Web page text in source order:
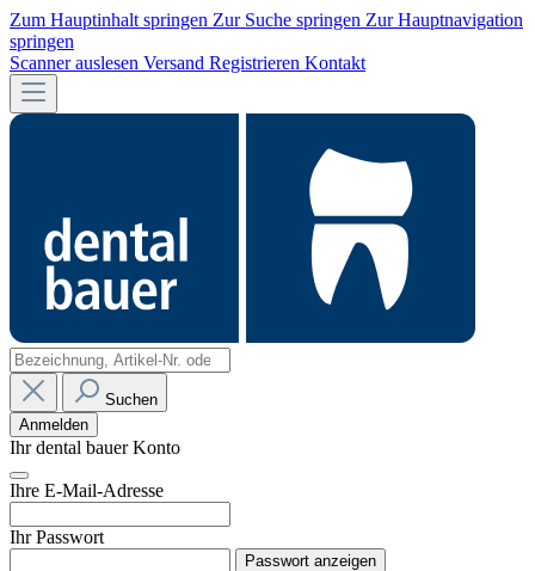
Zum Hauptinhalt springen Zur Suche springen Zur Hauptnavigation
springen
Scanner auslesen Versand Registrieren Kontakt
Suchen
Anmelden
Ihr dental bauer Konto
Ihre E-Mail-Adresse
Ihr Passwort
Passwort anzeigen